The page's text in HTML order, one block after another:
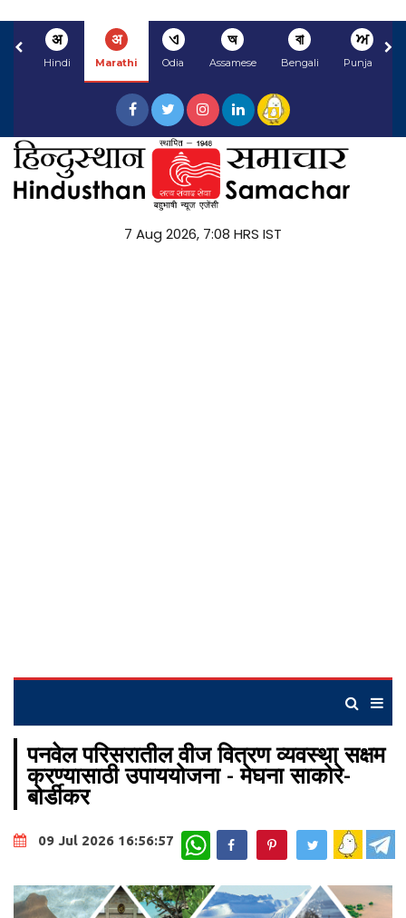
अ
Hindi
अ
Marathi
ଏ
Odia
অ
Assamese
বা
Bengali
ਅ
Punjabi
7 Aug 2026, 7:08 HRS IST
पनवेल परिसरातील वीज वितरण व्यवस्था सक्षम
करण्यासाठी उपाययोजना - मेघना साकोरे-
बोर्डीकर
09 Jul 2026 16:56:57 WhatsApp